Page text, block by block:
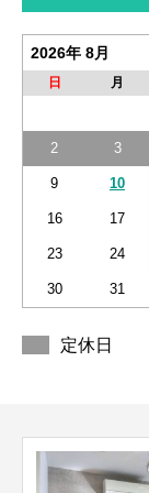
2026年 8月
日 月
2 3
9 10
16 17
23 24
30 31
定休日